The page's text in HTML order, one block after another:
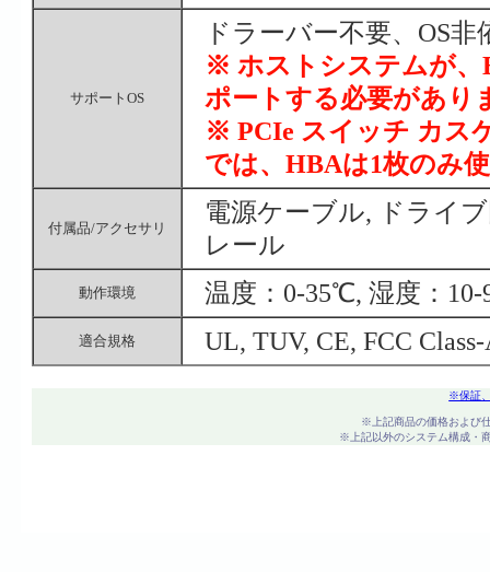
サポートOS
ドラーバー不要、OS非
※ ホストシステムが、
ポートする必要があり
※ PCIe スイッチ カス
では、HBAは1枚のみ
付属品/アクセサリ
電源ケーブル, ドライ
レール
動作環境 温度：0-35℃, 湿度：10-
適合規格 UL, TUV, CE, FCC
※保証
※上記商品の価格および
※上記以外のシステム構成・